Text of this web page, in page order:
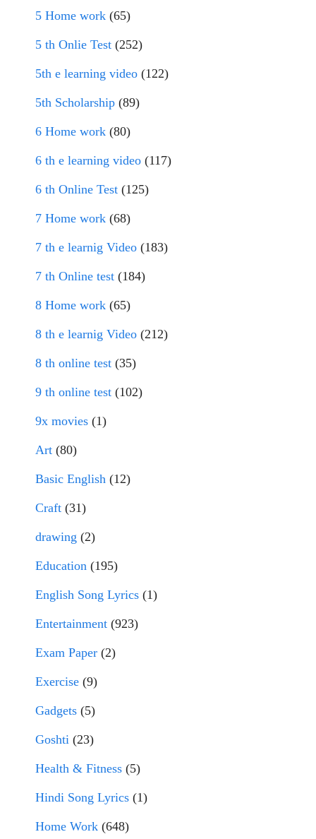
5 Home work (65)
5 th Onlie Test (252)
5th e learning video (122)
5th Scholarship (89)
6 Home work (80)
6 th e learning video (117)
6 th Online Test (125)
7 Home work (68)
7 th e learnig Video (183)
7 th Online test (184)
8 Home work (65)
8 th e learnig Video (212)
8 th online test (35)
9 th online test (102)
9x movies (1)
Art (80)
Basic English (12)
Craft (31)
drawing (2)
Education (195)
English Song Lyrics (1)
Entertainment (923)
Exam Paper (2)
Exercise (9)
Gadgets (5)
Goshti (23)
Health & Fitness (5)
Hindi Song Lyrics (1)
Home Work (648)